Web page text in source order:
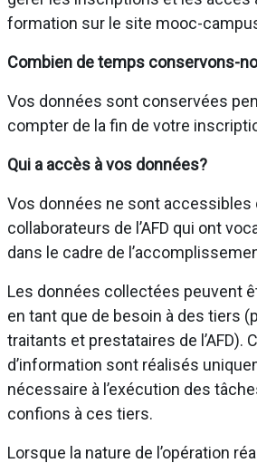
formation sur le site mooc-
Combien de temps conservons-
Vos données sont conservées
compter de la fin de votre
Qui a accès à vos données?
Vos données ne sont accessibles
collaborateurs de l’AFD qui ont
dans le cadre de
Les données collectées peuvent
en tant que de besoin à des tiers
traitants et prestataires de l’AFD).
d’information sont réalisés
nécessaire à l’exécution des
confions à ces tiers.
Lorsque la nature de l’opération